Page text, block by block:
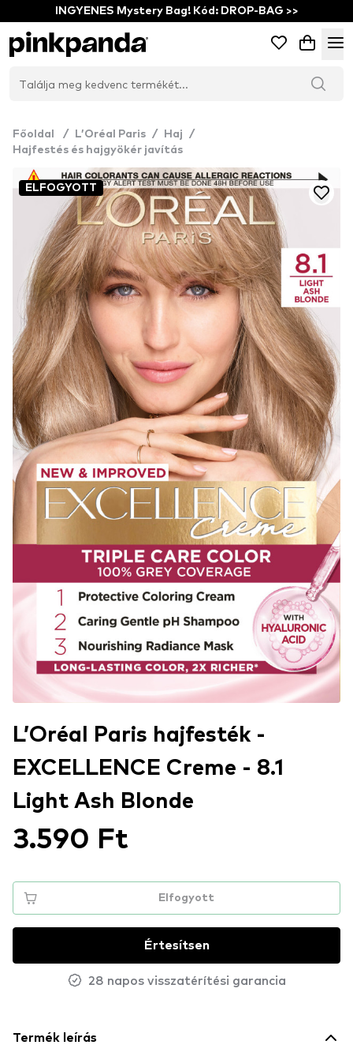
INGYENES Mystery Bag! Kód: DROP-BAG >>
Főoldal / L’Oréal Paris / Haj
/
Hajfestés és hajgyökér javítás
ELFOGYOTT
L’Oréal Paris hajfesték -
EXCELLENCE Creme - 8.1
Light Ash Blonde
3.590 Ft
Elfogyott
Értesítsen
28 napos visszatérítési garancia
Termék leírás